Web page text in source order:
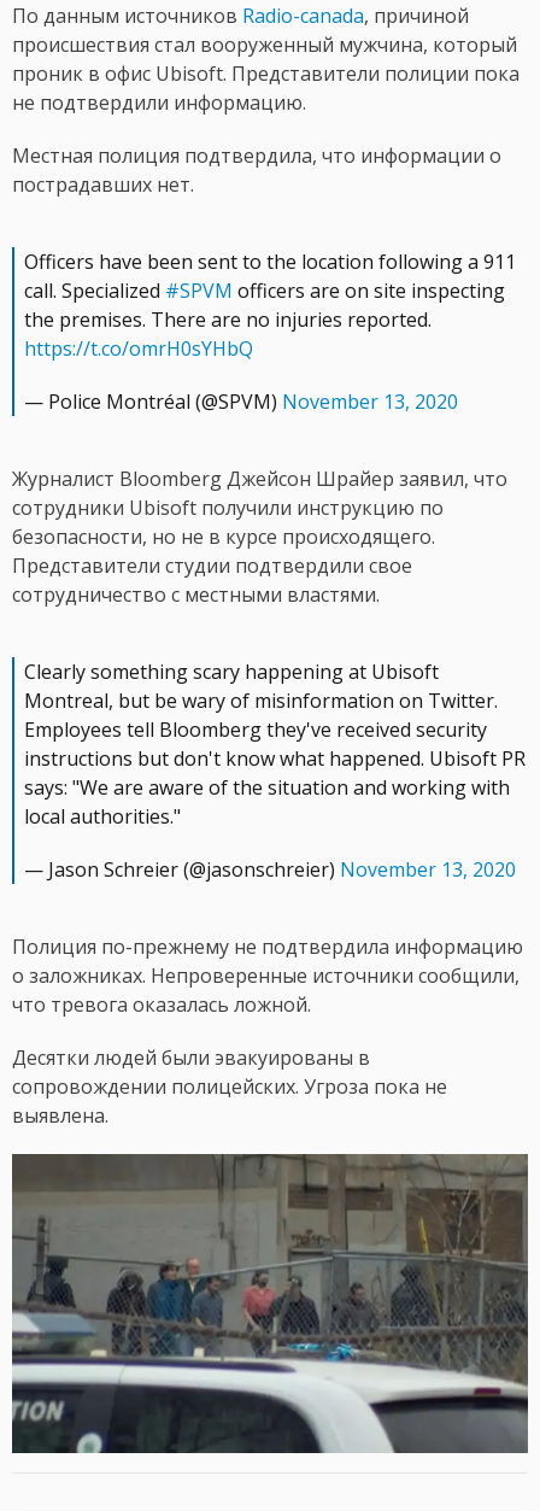
По данным источников Radio-canada, причиной
происшествия стал вооруженный мужчина, который
проник в офис Ubisoft. Представители полиции пока
не подтвердили информацию.
Местная полиция подтвердила, что информации о
пострадавших нет.
Officers have been sent to the location following a 911
call. Specialized #SPVM officers are on site inspecting
the premises. There are no injuries reported.
https://t.co/omrH0sYHbQ
— Police Montréal (@SPVM) November 13, 2020
Журналист Bloomberg Джейсон Шрайер заявил, что
сотрудники Ubisoft получили инструкцию по
безопасности, но не в курсе происходящего.
Представители студии подтвердили свое
сотрудничество с местными властями.
Clearly something scary happening at Ubisoft
Montreal, but be wary of misinformation on Twitter.
Employees tell Bloomberg they've received security
instructions but don't know what happened. Ubisoft PR
says: "We are aware of the situation and working with
local authorities."
— Jason Schreier (@jasonschreier) November 13, 2020
Полиция по-прежнему не подтвердила информацию
о заложниках. Непроверенные источники сообщили,
что тревога оказалась ложной.
Десятки людей были эвакуированы в
сопровождении полицейских. Угроза пока не
выявлена.